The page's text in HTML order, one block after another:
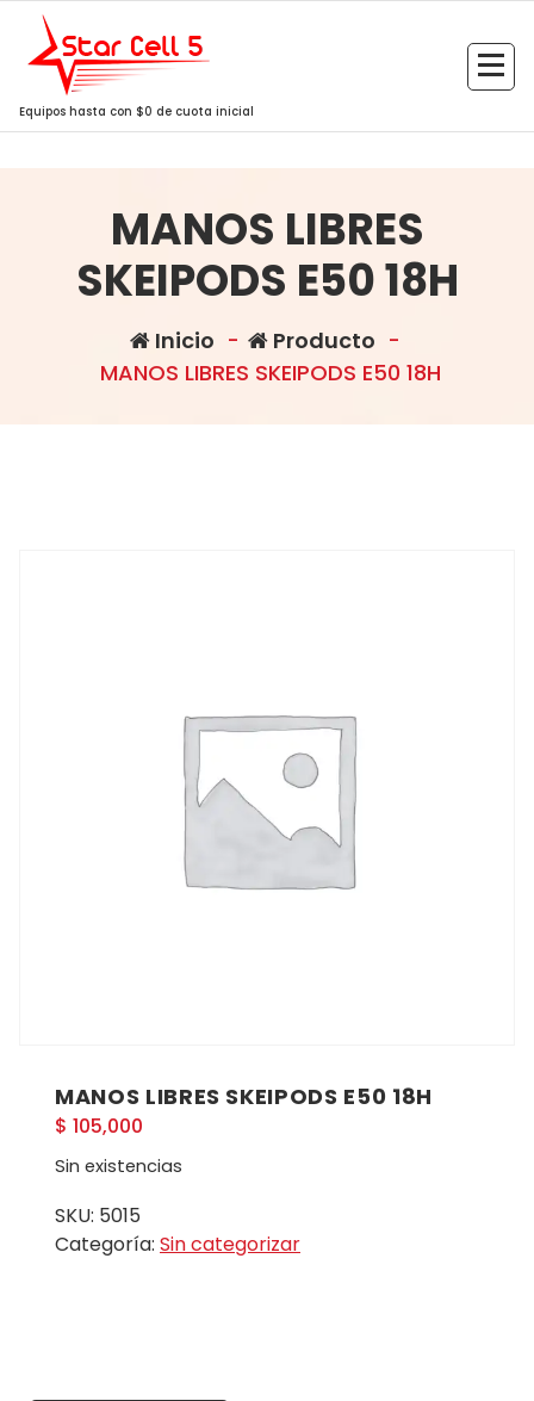
Saltar
contenido
Equipos hasta con $0 de cuota inicial
MANOS LIBRES
SKEIPODS E50 18H
Inicio - Producto -
MANOS LIBRES SKEIPODS E50 18H
MANOS LIBRES SKEIPODS E50 18H
$ 105,000
Sin existencias
SKU: 5015
Categoría: Sin categorizar